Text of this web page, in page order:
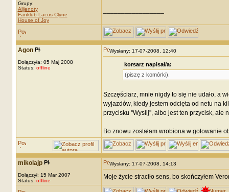
Grupy:
Alijenoty
Fanklub Lacus Clyne
House of Joy
Agon
Dołączyła: 05 Maj 2008
Status: offline
Wysłany: 17-07-2008, 12:40
korsarz napisał/a:
(piszę z komórki).
Szczęściarz, mnie nigdy to się nie udało, a
wyjazdów, kiedy jestem odcięta od netu na
przycisku ''Wyslij'', albo jest ten przycisk, ale
Bo znowu zostałam wrobiona w gotowanie
mikolajp
Dołączył: 15 Mar 2007
Status: offline
Wysłany: 17-07-2008, 14:13
Moje życie straciło sens, bo skończyłem